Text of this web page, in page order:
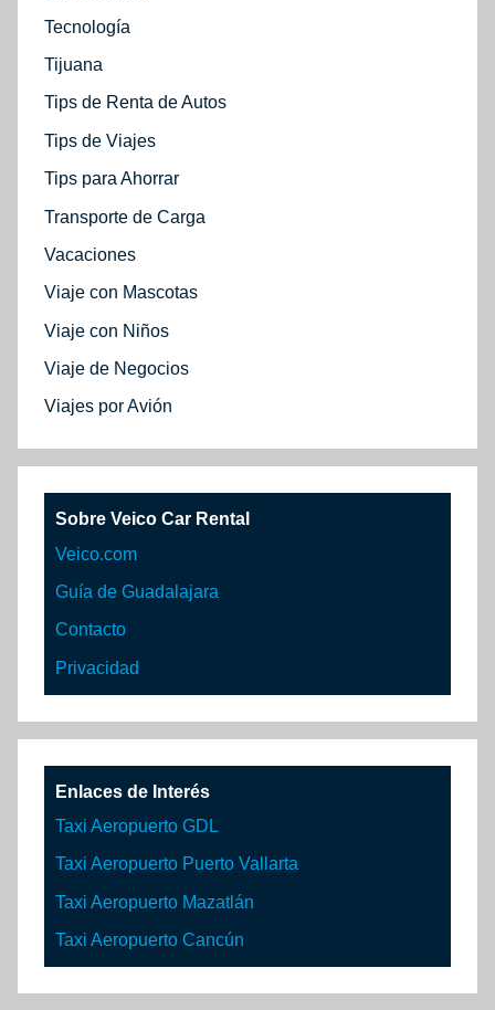
Tecnología
Tijuana
Tips de Renta de Autos
Tips de Viajes
Tips para Ahorrar
Transporte de Carga
Vacaciones
Viaje con Mascotas
Viaje con Niños
Viaje de Negocios
Viajes por Avión
Sobre Veico Car Rental
Veico.com
Guía de Guadalajara
Contacto
Privacidad
Enlaces de Interés
Taxi Aeropuerto GDL
Taxi Aeropuerto Puerto Vallarta
Taxi Aeropuerto Mazatlán
Taxi Aeropuerto Cancún